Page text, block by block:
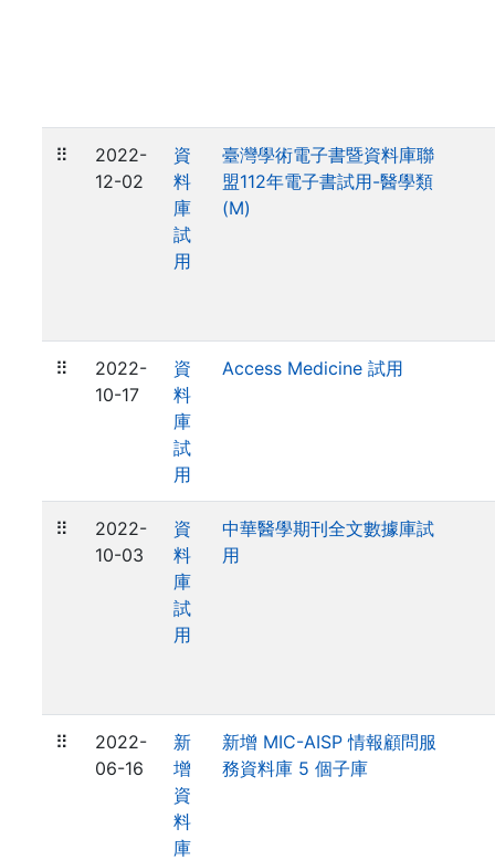
⠿
2022-
12-02
資
料
庫
試
用
臺灣學術電子書暨資料庫聯
盟112年電子書試用-醫學類
(M)
⠿
2022-
10-17
資
料
庫
試
用
Access Medicine 試用
⠿
2022-
10-03
資
料
庫
試
用
中華醫學期刊全文數據庫試
用
⠿
2022-
06-16
新
增
資
料
庫
新增 MIC-AISP 情報顧問服
務資料庫 5 個子庫